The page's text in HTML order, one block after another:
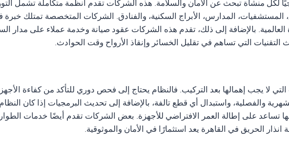
لكل منشأة تبحث عن الأمان والسلامة. هذه الشركات تقدم أنظمة متكاملة تشمل
المستشفيات، المدارس، الأبراج السكنية، والفنادق. الشركات المتخصصة تمتلك
بالإضافة إلى ذلك، تقدم هذه الشركات عقود صيانة وخدمة عملاء على مدار
التي تساهم في تقليل الخسائر وإنقاذ الأرواح وقت الحوادث.
لا يجب إهمالها بعد التركيب. فالنظام يحتاج إلى فحص دوري للتأكد من كفاءة
والفصلية، واستبدال أي قطع تالفة، بالإضافة إلى تحديث البرمجيات إذا كان النظام
تساعد على إطالة العمر الافتراضي للأجهزة. بعض الشركات تقدم أيضًا خدمات
الحريق في القاهرة يعد استثمارًا في الأمان والموثوقية.